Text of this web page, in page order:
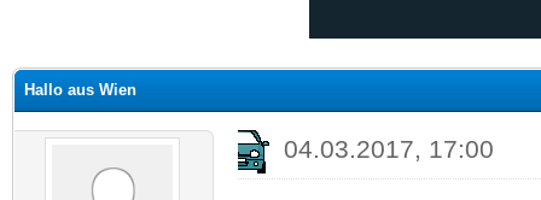
Hallo aus Wien
04.03.2017, 17:00